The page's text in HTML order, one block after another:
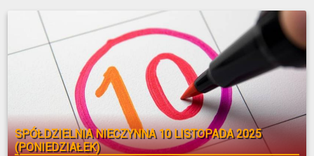
SPÓŁDZIELNIA NIECZYNNA 10 LISTOPADA 2025
(PONIEDZIAŁEK)